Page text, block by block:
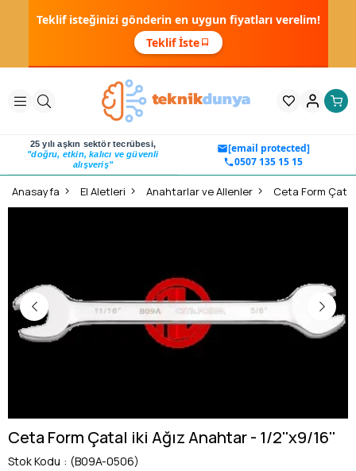
Teklif isteğinizi gönderin en uygun fiyatları verelim!
Teklif İste
25 yılı aşkın sektör tecrübesi,
"doğru, etkin, kalıcı ve güvenli
alışveriş"
[email protected]
0507 135 15 15
Anasayfa El Aletleri Anahtarlar ve Allenler Ceta Form
Ceta Form Çatal iki Ağız Anahtar - 1/2''x9/16''
Stok Kodu
(B09A-0506)